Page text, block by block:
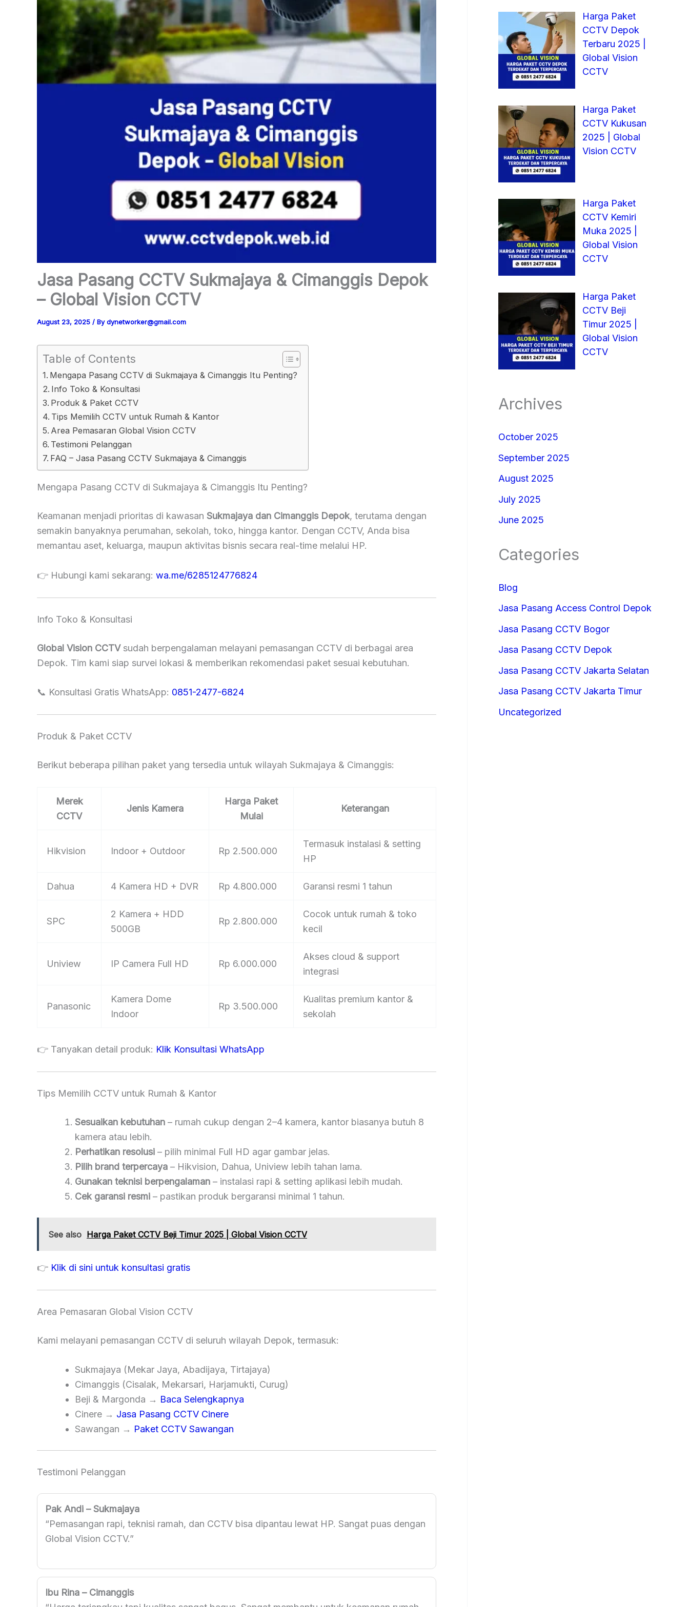
Jasa Pasang CCTV Sukmajaya & Cimanggis Depok
– Global Vision CCTV
August 23, 2025 / Bydynetworker@gmail.com
Table of Contents
Mengapa Pasang CCTV di Sukmajaya & Cimanggis Itu Penting?
Info Toko & Konsultasi
Produk & Paket CCTV
Tips Memilih CCTV untuk Rumah & Kantor
Area Pemasaran Global Vision CCTV
Testimoni Pelanggan
FAQ – Jasa Pasang CCTV Sukmajaya & Cimanggis
Mengapa Pasang CCTV di Sukmajaya & Cimanggis Itu Penting?
Keamanan menjadi prioritas di kawasan Sukmajaya dan Cimanggis Depok, terutama dengan
semakin banyaknya perumahan, sekolah, toko, hingga kantor. Dengan CCTV, Anda bisa
memantau aset, keluarga, maupun aktivitas bisnis secara real-time melalui HP.
👉 Hubungi kami sekarang: wa.me/6285124776824
Info Toko & Konsultasi
Global Vision CCTVsudah berpengalaman melayani pemasangan CCTV di berbagai area
Depok. Tim kami siap survei lokasi & memberikan rekomendasi paket sesuai kebutuhan.
📞 Konsultasi Gratis WhatsApp: 0851-2477-6824
Produk & Paket CCTV
Berikut beberapa pilihan paket yang tersedia untuk wilayah Sukmajaya & Cimanggis:
Merek
CCTV
Jenis Kamera
Harga Paket
Mulai
Keterangan
Hikvision Indoor + Outdoor Rp 2.500.000
Termasuk instalasi & setting
HP
Dahua 4 Kamera HD + DVR Rp 4.800.000 Garansi resmi 1 tahun
SPC
2 Kamera + HDD
500GB
Rp 2.800.000
Cocok untuk rumah & toko
kecil
Uniview IP Camera Full HD Rp 6.000.000
Akses cloud & support
integrasi
Panasonic
Kamera Dome
Indoor
Rp 3.500.000
Kualitas premium kantor &
sekolah
👉 Tanyakan detail produk: Klik Konsultasi WhatsApp
Tips Memilih CCTV untuk Rumah & Kantor
Sesuaikan kebutuhan – rumah cukup dengan 2–4 kamera, kantor biasanya butuh 8
kamera atau lebih.
Perhatikan resolusi – pilih minimal Full HD agar gambar jelas.
Pilih brand terpercaya – Hikvision, Dahua, Uniview lebih tahan lama.
Gunakan teknisi berpengalaman – instalasi rapi & setting aplikasi lebih mudah.
Cek garansi resmi – pastikan produk bergaransi minimal 1 tahun.
See also Harga Paket CCTV Beji Timur 2025 | Global Vision CCTV
👉 Klik di sini untuk konsultasi gratis
Area Pemasaran Global Vision CCTV
Kami melayani pemasangan CCTV di seluruh wilayah Depok, termasuk:
Sukmajaya (Mekar Jaya, Abadijaya, Tirtajaya)
Cimanggis (Cisalak, Mekarsari, Harjamukti, Curug)
Beji & Margonda → Baca Selengkapnya
Cinere → Jasa Pasang CCTV Cinere
Sawangan → Paket CCTV Sawangan
Testimoni Pelanggan
Pak Andi – Sukmajaya
“Pemasangan rapi, teknisi ramah, dan CCTV bisa dipantau lewat HP. Sangat puas dengan
Global Vision CCTV.”
Ibu Rina – Cimanggis
Harga Paket
CCTV Depok
Terbaru 2025 |
Global Vision
CCTV
Harga Paket
CCTV Kukusan
2025 | Global
Vision CCTV
Harga Paket
CCTV Kemiri
Muka 2025 |
Global Vision
CCTV
Harga Paket
CCTV Beji
Timur 2025 |
Global Vision
CCTV
Archives
October 2025
September 2025
August 2025
July 2025
June 2025
Categories
Blog
Jasa Pasang Access Control Depok
Jasa Pasang CCTV Bogor
Jasa Pasang CCTV Depok
Jasa Pasang CCTV Jakarta Selatan
Jasa Pasang CCTV Jakarta Timur
Uncategorized